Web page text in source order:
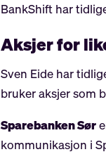
BankShift har
Aksjer for
Sven Eide har
bruker aksjer som
Sparebanken Sør
kommunikasjon i